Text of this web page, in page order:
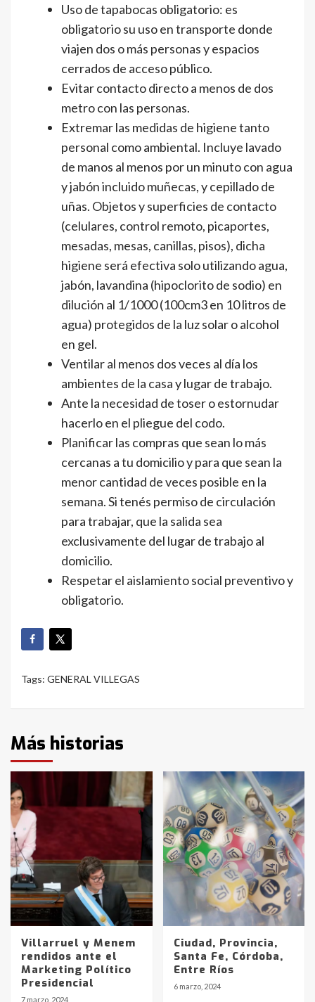
Uso de tapabocas obligatorio: es
obligatorio su uso en transporte donde
viajen dos o más personas y espacios
cerrados de acceso público.
Evitar contacto directo a menos de dos
metro con las personas.
Extremar las medidas de higiene tanto
personal como ambiental. Incluye lavado
de manos al menos por un minuto con agua
y jabón incluido muñecas, y cepillado de
uñas. Objetos y superficies de contacto
(celulares, control remoto, picaportes,
mesadas, mesas, canillas, pisos), dicha
higiene será efectiva solo utilizando agua,
jabón, lavandina (hipoclorito de sodio) en
dilución al 1/1000 (100cm3 en 10 litros de
agua) protegidos de la luz solar o alcohol
en gel.
Ventilar al menos dos veces al día los
ambientes de la casa y lugar de trabajo.
Ante la necesidad de toser o estornudar
hacerlo en el pliegue del codo.
Planificar las compras que sean lo más
cercanas a tu domicilio y para que sean la
menor cantidad de veces posible en la
semana. Si tenés permiso de circulación
para trabajar, que la salida sea
exclusivamente del lugar de trabajo al
domicilio.
Respetar el aislamiento social preventivo y
obligatorio.
Tags: GENERAL VILLEGAS
Más historias
Villarruel y Menem
rendidos ante el
Marketing Político
Presidencial
7 marzo, 2024
Ciudad, Provincia,
Santa Fe, Córdoba,
Entre Ríos
6 marzo, 2024